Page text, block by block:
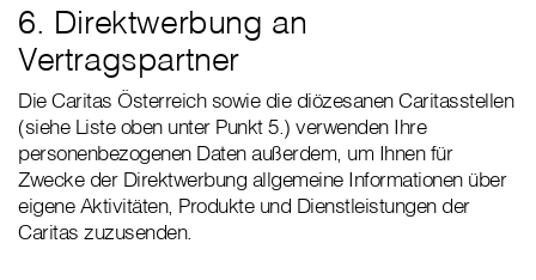
6. Direktwerbung an
Vertragspartner
Die Caritas Österreich sowie die diözesanen Caritasstellen
(siehe Liste oben unter Punkt 5.) verwenden Ihre
personenbezogenen Daten außerdem, um Ihnen für
Zwecke der Direktwerbung allgemeine Informationen über
eigene Aktivitäten, Produkte und Dienstleistungen der
Caritas zuzusenden.